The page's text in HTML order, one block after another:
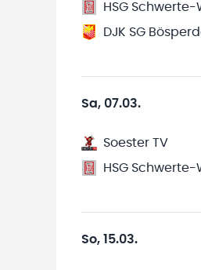
HSG
DJK SG
Sa, 07.03.
Soester TV
HSG
So, 15.03.